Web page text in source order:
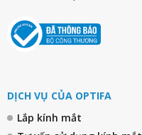
DỊCH VỤ CỦA OPTIFA
Lắp kính mắt